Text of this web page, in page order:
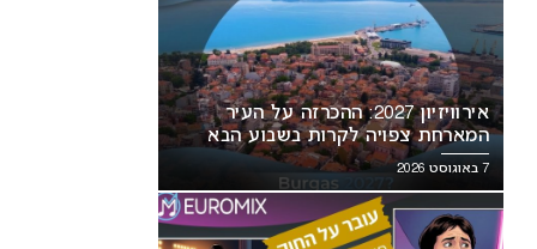
אירוויזיון 2027: ההכרזה על העיר
המארחת צפויה לקרות בשבוע הבא
7 באוגוסט 2026